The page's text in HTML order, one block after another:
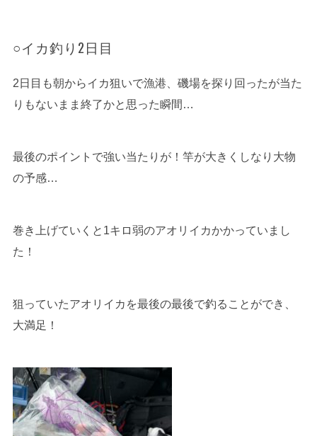
○イカ釣り2日目
2日目も朝からイカ狙いで漁港、磯場を探り回ったが当た
りもないまま終了かと思った瞬間…
最後のポイントで強い当たりが！竿が大きくしなり大物
の予感…
巻き上げていくと1キロ弱のアオリイカかかっていまし
た！
狙っていたアオリイカを最後の最後で釣ることができ、
大満足！